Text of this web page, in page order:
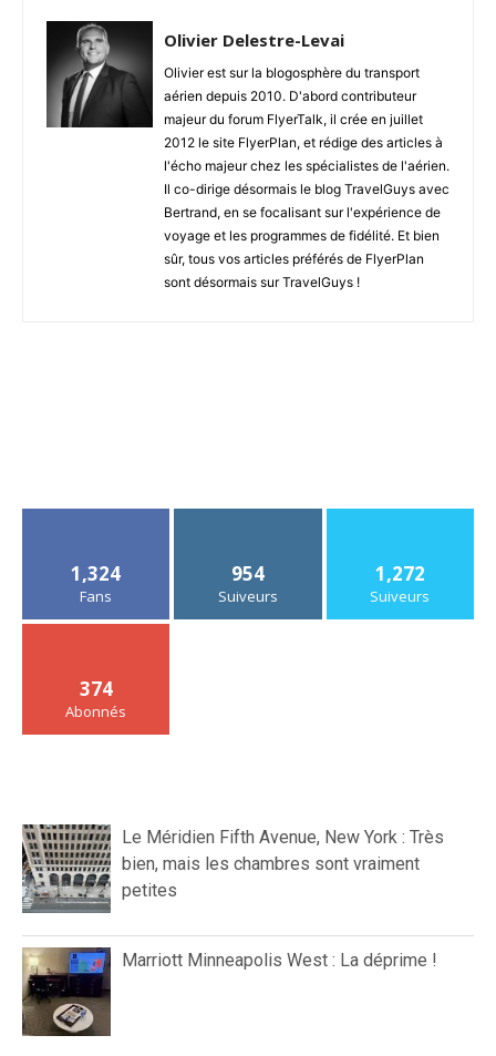
Olivier Delestre-Levai
Olivier est sur la blogosphère du transport
aérien depuis 2010. D'abord contributeur
majeur du forum FlyerTalk, il crée en juillet
2012 le site FlyerPlan, et rédige des articles à
l'écho majeur chez les spécialistes de l'aérien.
Il co-dirige désormais le blog TravelGuys avec
Bertrand, en se focalisant sur l'expérience de
voyage et les programmes de fidélité. Et bien
sûr, tous vos articles préférés de FlyerPlan
sont désormais sur TravelGuys !
1,324
Fans
954
Suiveurs
1,272
Suiveurs
374
Abonnés
Le Méridien Fifth Avenue, New York : Très
bien, mais les chambres sont vraiment
petites
Marriott Minneapolis West : La déprime !